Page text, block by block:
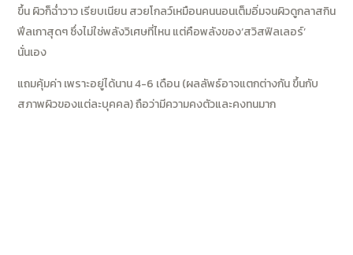
ขึ้น ผิวก็ฉ่ำวาว เรียบเนียน สวยโกลว์เหมือนคนนอนเต็มอิ่มจนผิวดูกลาสกิน
ฟีลเกาสุดๆ ซึ่งไม่ใช่พลังวิเศษที่ไหน แต่คือพลังของ‘สวิสฟิลเลอร์’
นั่นเอง
แถมคุ้มค่า เพราะอยู่ได้นาน 4-6 เดือน (ผลลัพธ์อาจแตกต่างกัน ขึ้นกับ
สภาพผิวของแต่ละบุคคล) ถือว่ามีความคงตัวและคงทนมาก